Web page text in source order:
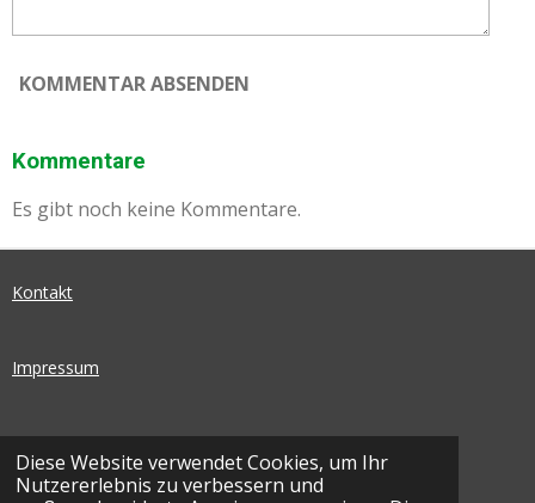
Diese Website verwendet Cookies, um Ihr
Nutzererlebnis zu verbessern und
KOMMENTAR ABSENDEN
Kommentare
Es gibt noch keine Kommentare.
Kontakt
Impressum
Datenschutz